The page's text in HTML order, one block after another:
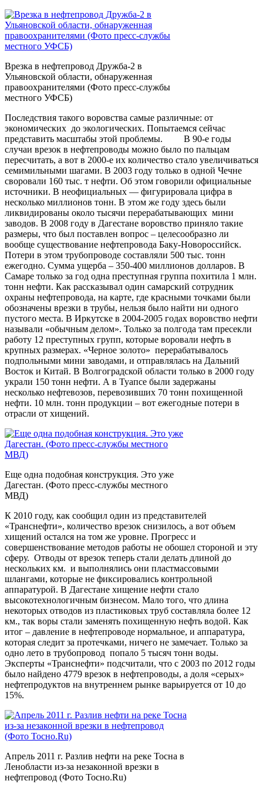
Врезка в нефтепровод Дружба-2 в
Ульяновской области, обнаруженная
правоохранителями (Фото пресс-службы
местного УФСБ)
Последствия такого воровства самые различные: от
экономических до экологических. Попытаемся сейчас
представить масштабы этой проблемы. В 90-е годы
случаи врезок в нефтепроводы можно было по пальцам
пересчитать, а вот в 2000-е их количество стало увеличиваться
семимильными шагами. В 2003 году только в одной Чечне
своровали 160 тыс. т нефти. Об этом говорили официальные
источники. В неофициальных — фигурировала цифра в
несколько миллионов тонн. В этом же году здесь были
ликвидированы около тысячи перерабатывающих мини
заводов. В 2008 году в Дагестане воровство приняло такие
размеры, что был поставлен вопрос – целесообразно ли
вообще существование нефтепровода Баку-Новороссийск.
Потери в этом трубопроводе составляли 500 тыс. тонн
ежегодно. Сумма ущерба – 350-400 миллионов долларов. В
Самаре только за год одна преступная группа похитила 1 млн.
тонн нефти. Как рассказывал один самарский сотрудник
охраны нефтепровода, на карте, где красными точками были
обозначены врезки в трубы, нельзя было найти ни одного
пустого места. В Иркутске в 2004-2005 годах воровство нефти
называли «обычным делом». Только за полгода там пресекли
работу 12 преступных групп, которые воровали нефть в
крупных размерах. «Черное золото» перерабатывалось
подпольными мини заводами, и отправлялась на Дальний
Восток и Китай. В Волгоградской области только в 2000 году
украли 150 тонн нефти. А в Туапсе были задержаны
несколько нефтевозов, перевозивших 70 тонн похищенной
нефти. 10 млн. тонн продукции – вот ежегодные потери в
отрасли от хищений.
Еще одна подобная конструкция. Это уже
Дагестан. (Фото пресс-службы местного
МВД)
К 2010 году, как сообщил один из представителей
«Транснефти», количество врезок снизилось, а вот объем
хищений остался на том же уровне. Прогресс и
совершенствование методов работы не обошел стороной и эту
сферу. Отводы от врезок теперь стали делать длиной до
нескольких км. и выполнялись они пластмассовыми
шлангами, которые не фиксировались контрольной
аппаратурой. В Дагестане хищение нефти стало
высокотехнологичным бизнесом. Мало того, что длина
некоторых отводов из пластиковых труб составляла более 12
км., так воры стали заменять похищенную нефть водой. Как
итог – давление в нефтепроводе нормальное, и аппаратура,
которая следит за протечками, ничего не замечает. Только за
одно лето в трубопровод попало 5 тысяч тонн воды.
Эксперты «Транснефти» подсчитали, что с 2003 по 2012 годы
было найдено 4779 врезок в нефтепроводы, а доля «серых»
нефтепродуктов на внутреннем рынке варьируется от 10 до
15%.
Апрель 2011 г. Разлив нефти на реке Тосна в
Ленобласти из-за незаконной врезки в
нефтепровод (Фото Тосно.Ru)